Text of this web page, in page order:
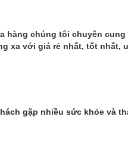
hàng chúng tôi chuyên
xa với giá rẻ nhất, tốt nhất,
gặp nhiều sức khỏe và